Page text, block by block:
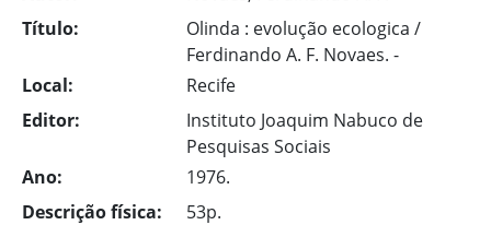
Título:
Olinda : evolução ecologica /
Ferdinando A. F. Novaes. -
Local:
Recife
Editor:
Instituto Joaquim Nabuco de
Pesquisas Sociais
Ano:
1976.
Descrição física:
53p.